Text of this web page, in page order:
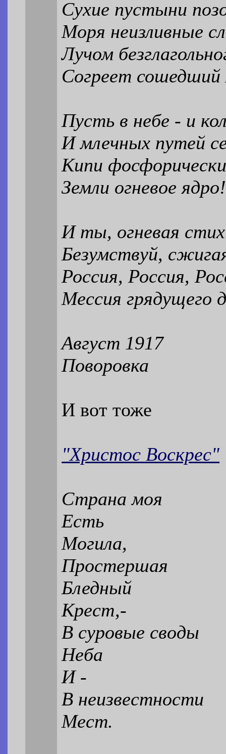
Сухие пустыни
Моря неизливные
Лучом
Согреет
Пусть в небе - и
И млечных путей
Кипи
Земли огневое ядро!
И ты, огневая
Безумствуй,
Россия, Россия,
Мессия грядущего
Август 1917
Поворовка
И вот тоже
"Христос Воскрес"
Страна моя
Есть
Могила,
Простершая
Бледный
Крест,-
В суровые своды
Неба
И -
В неизвестности
Мест.